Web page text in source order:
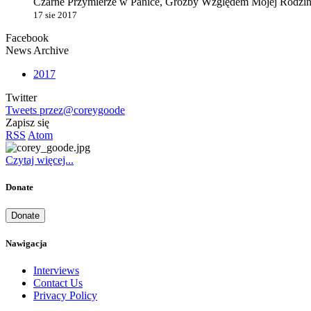
17 sie 2017
Facebook
News Archive
2017
Twitter
Tweets przez@coreygoode
Zapisz się
RSS Atom
Czytaj więcej...
Donate
Donate
Nawigacja
Interviews
Contact Us
Privacy Policy